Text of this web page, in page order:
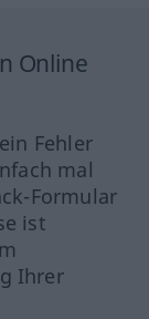
Online
Fehler
mal
Formular
ist
Ihrer